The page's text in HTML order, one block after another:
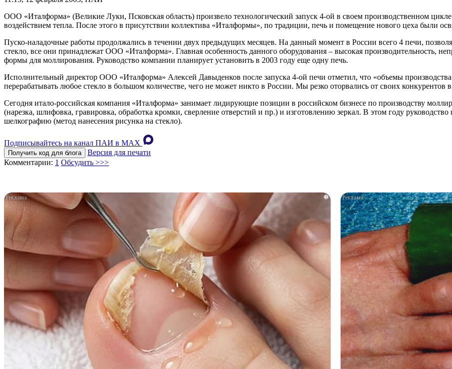
ООО «Италформа» (Великие Луки, Псковская область) произвело технологический запуск 4-ой в своем производственном
воздействием тепла. После этого в присутствии коллектива «Италформы», по традиции, печь и помещение нового цеха были
Пуско-наладочные работы продолжались в течении двух предыдущих месяцев. На данный момент в России всего 4 печи,
стекло, все они принадлежат ООО «Италформа». Главная особенность данного оборудования – высокая производительность,
формы для моллирования. Руководство компании планирует установить в 2003 году еще одну печь.
Исполнительный директор ООО «Италформа» Алексей Давыденков после запуска 4-ой печи отметил, что «объемы
перерабатывать любое стекло в большом количестве, чего не может никто в России. Мы резко оторвались от своих конкурентов
Сегодня итало-российская компания «Италформа» занимает лидирующие позиции в российском бизнесе по производству
(нарезка, шлифовка, гравировка, обработка кромки, сверление отверстий и пр.) и изготовлению зеркал. В этом году
шелкографию (метод нанесения рисунка на стекло).
Подписывайтесь на канал ПАИ в MAХ
Получить код для блога
Версия для печати
Комментарии: 1 Обсудить >>>
i